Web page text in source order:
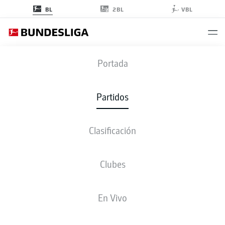
BL 2BL VBL
Portada
Partidos
Clasificación
Clubes
En Vivo
FECHA 24